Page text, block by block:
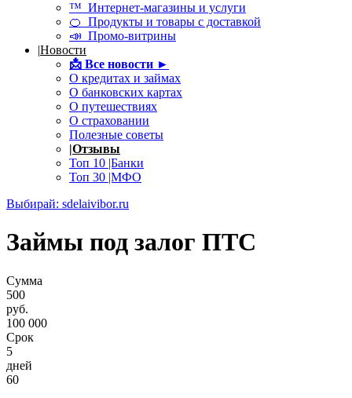
™ Интернет-магазины и услуги
🍊 Продукты и товары с доставкой
📣 Промо-витрины
|Новости
📩 Все новости ►
О кредитах и займах
О банковских картах
О путешествиях
О страховании
Полезные советы
|Отзывы
Топ 10 |Банки
Топ 30 |МФО
Выбирай: sdelaivibor.ru
Займы под залог ПТС
Сумма
500
руб.
100 000
Срок
5
дней
60